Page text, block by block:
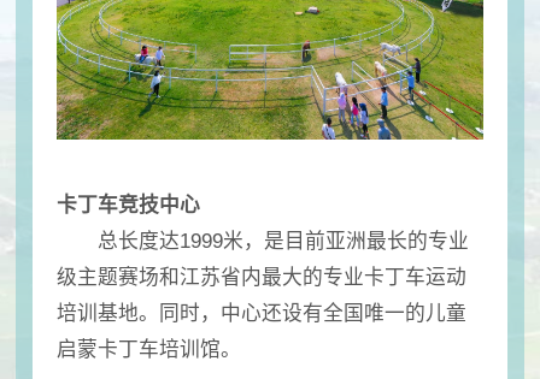
卡丁车竞技中心
总长度达1999米，是目前亚洲最长的专业
级主题赛场和江苏省内最大的专业卡丁车运动
培训基地。同时，中心还设有全国唯一的儿童
启蒙卡丁车培训馆。